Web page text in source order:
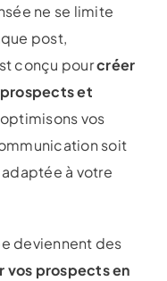
ne se limite
post,
conçu pourcréer
et
vos
soit
à votre
deviennent des
vos prospects en